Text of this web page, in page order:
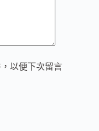
以便下次留言